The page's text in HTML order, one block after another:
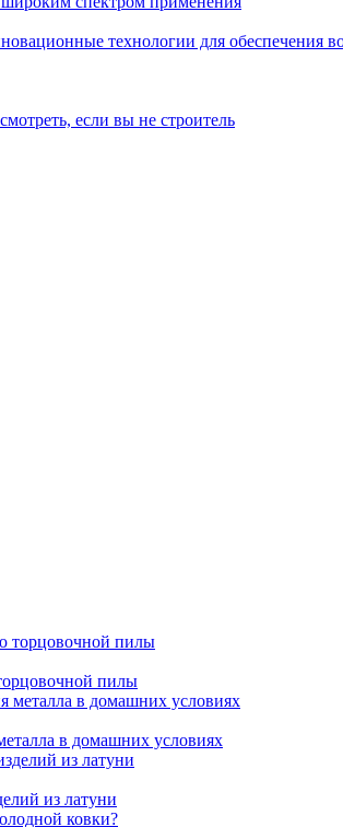
технологии для обеспечения
если вы не строитель
пилы
в домашних условиях
из латуни